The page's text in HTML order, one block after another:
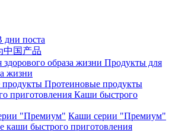
дни поста
中国产品
Продукты для
жизни
Протеиновые продукты
Каши быстрого
Каши серии "Премиум"